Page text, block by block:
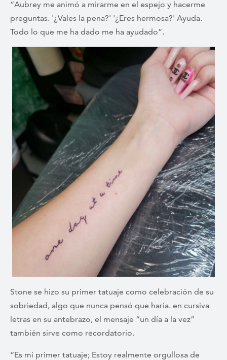
“Aubrey me animó a mirarme en el espejo y hacerme
preguntas. '¿Vales la pena?' '¿Eres hermosa?' Ayuda.
Todo lo que me ha dado me ha ayudado”.
Stone se hizo su primer tatuaje como celebración de su
sobriedad, algo que nunca pensó que haría. en cursiva
letras en su antebrazo, el mensaje “un día a la vez”
también sirve como recordatorio.
“Es mi primer tatuaje; Estoy realmente orgullosa de